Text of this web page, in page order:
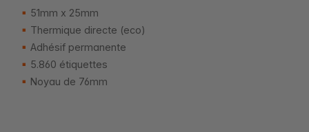
51mm x 25mm
Thermique directe (eco)
Adhésif permanente
5.860 étiquettes
Noyau de 76mm